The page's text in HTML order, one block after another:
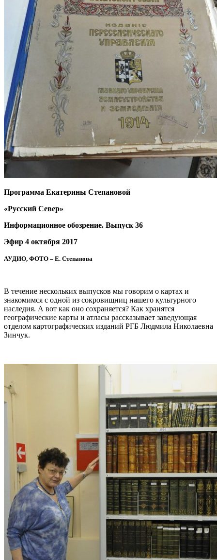
Программа Екатерины Степановой
«Русский Север»
Информационное обозрение. Выпуск 36
Эфир 4 октября 2017
АУДИО, ФОТО – Е. Степанова
В течение нескольких выпусков мы говорим о картах и
знакомимся с одной из сокровищниц нашего культурного
наследия. А вот как оно сохраняется? Как хранятся
географические карты и атласы рассказывает заведующая
отделом картографических изданий РГБ Людмила Николаевна
Зинчук.